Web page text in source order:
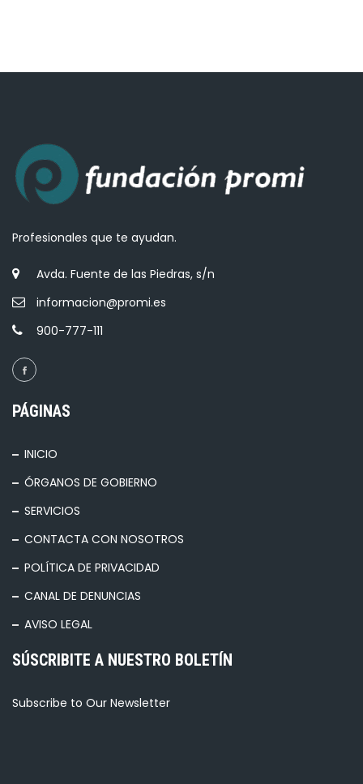
Profesionales que te ayudan.
Avda. Fuente de las Piedras, s/n
informacion@promi.es
900-777-111
PÁGINAS
INICIO
ÓRGANOS DE GOBIERNO
SERVICIOS
CONTACTA CON NOSOTROS
POLÍTICA DE PRIVACIDAD
CANAL DE DENUNCIAS
AVISO LEGAL
SÚSCRIBITE A NUESTRO BOLETÍN
Subscribe to Our Newsletter